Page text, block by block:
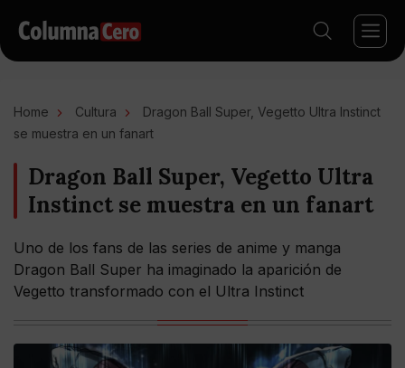
Home Cultura
Dragon Ball Super, Vegetto Ultra Instinct
se muestra en un fanart
Dragon Ball Super, Vegetto Ultra
Instinct se muestra en un fanart
Uno de los fans de las series de anime y manga
Dragon Ball Super ha imaginado la aparición de
Vegetto transformado con el Ultra Instinct